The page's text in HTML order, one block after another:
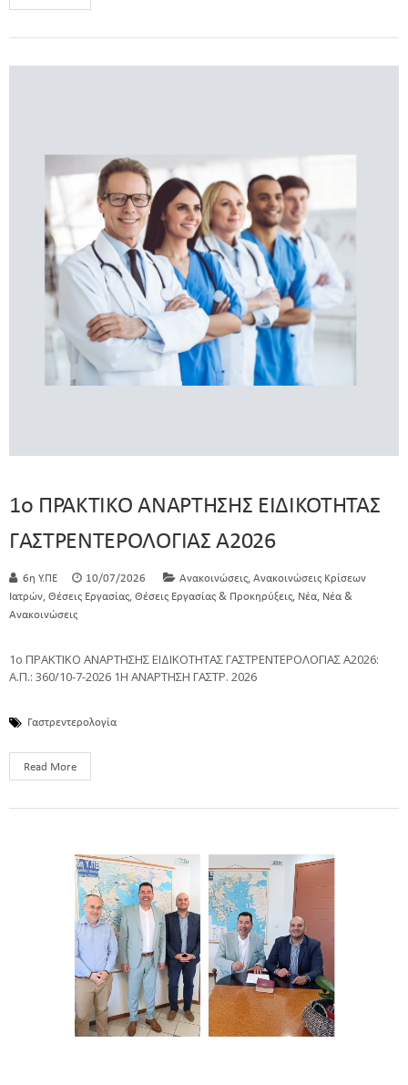
1ο ΠΡΑΚΤΙΚΟ ΑΝΑΡΤΗΣΗΣ ΕΙΔΙΚΟΤΗΤΑΣ
ΓΑΣΤΡΕΝΤΕΡΟΛΟΓΙΑΣ Α2026
6η Υ.ΠΕ 10/07/2026 Ανακοινώσεις Ανακοινώσεις Κρίσεων
Ιατρών Θέσεις Εργασίας Θέσεις Εργασίας & Προκηρύξεις Νέα Νέα &
Ανακοινώσεις
1ο ΠΡΑΚΤΙΚΟ ΑΝΑΡΤΗΣΗΣ ΕΙΔΙΚΟΤΗΤΑΣ ΓΑΣΤΡΕΝΤΕΡΟΛΟΓΙΑΣ Α2026:
Α.Π.: 360/10-7-2026 1Η ΑΝΑΡΤΗΣΗ ΓΑΣΤΡ. 2026
Γαστρεντερολογία
Read More